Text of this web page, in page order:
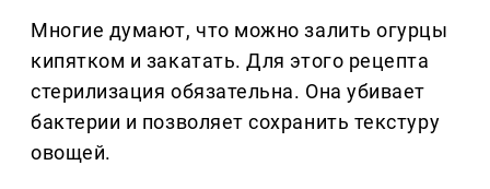
Многие думают, что можно залить огурцы
кипятком и закатать. Для этого рецепта
стерилизация обязательна. Она убивает
бактерии и позволяет сохранить текстуру
овощей.